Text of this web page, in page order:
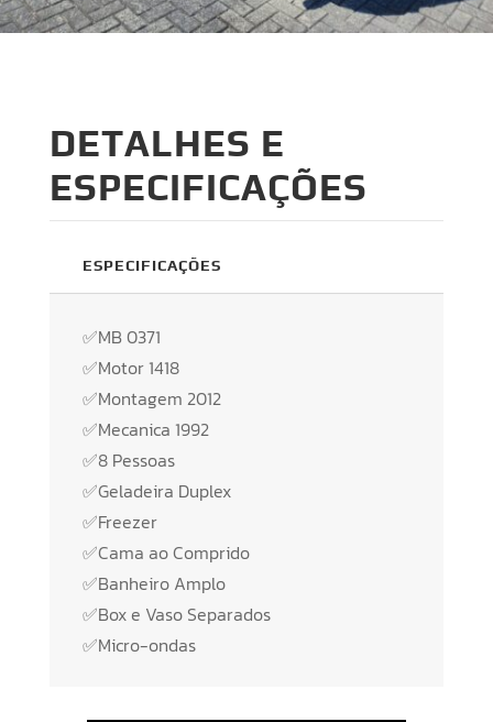
DETALHES E
ESPECIFICAÇÕES
ESPECIFICAÇÕES
✅MB 0371
✅Motor 1418
✅Montagem 2012
✅Mecanica 1992
✅8 Pessoas
✅Geladeira Duplex
✅Freezer
✅Cama ao Comprido
✅Banheiro Amplo
✅Box e Vaso Separados
✅Micro-ondas